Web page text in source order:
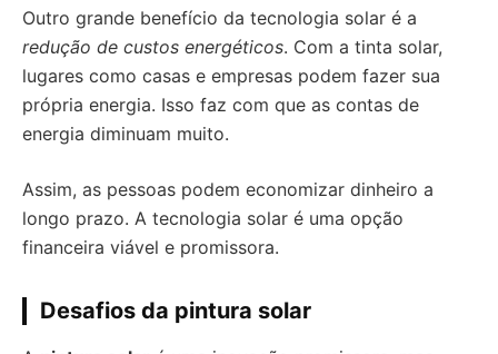
Outro grande benefício da tecnologia solar é a
redução de custos energéticos. Com a tinta solar,
lugares como casas e empresas podem fazer sua
própria energia. Isso faz com que as contas de
energia diminuam muito.
Assim, as pessoas podem economizar dinheiro a
longo prazo. A tecnologia solar é uma opção
financeira viável e promissora.
Desafios da pintura solar